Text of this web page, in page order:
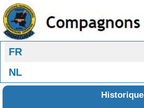
Sélectionnez votre langue
FR
NL
Historique